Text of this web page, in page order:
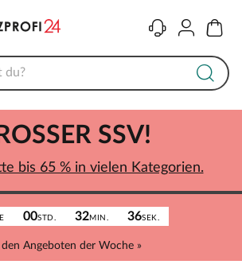
KontaktKonto
00STD. 32MIN. 36SEK.
Angeboten der Woche »
SSV!
bis 65 % in vielen Kategorien.